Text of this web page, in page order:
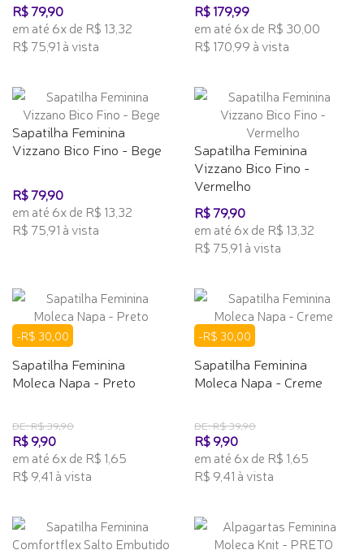
R$ 79,90
em até 6x de R$ 13,32
R$ 75,91 à vista
R$ 179,99
em até 6x de R$ 30,00
R$ 170,99 à vista
Sapatilha Feminina
Vizzano Bico Fino - Bege
R$ 79,90
em até 6x de R$ 13,32
R$ 75,91 à vista
Sapatilha Feminina
Vizzano Bico Fino -
Vermelho
R$ 79,90
em até 6x de R$ 13,32
R$ 75,91 à vista
-R$ 30,00
Sapatilha Feminina
Moleca Napa - Preto
DE: R$ 39,90
R$ 9,90
em até 6x de R$ 1,65
R$ 9,41 à vista
-R$ 30,00
Sapatilha Feminina
Moleca Napa - Creme
DE: R$ 39,90
R$ 9,90
em até 6x de R$ 1,65
R$ 9,41 à vista